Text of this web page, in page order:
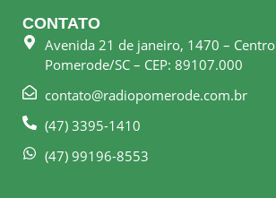
e
b
o
k
s
q
t
a
g
r
a
m
CONTATO
Avenida 21 de janeiro, 1470 – Centro
Pomerode/SC – CEP: 89107.000
contato@radiopomerode.com.br
(47) 3395-1410
(47) 99196-8553